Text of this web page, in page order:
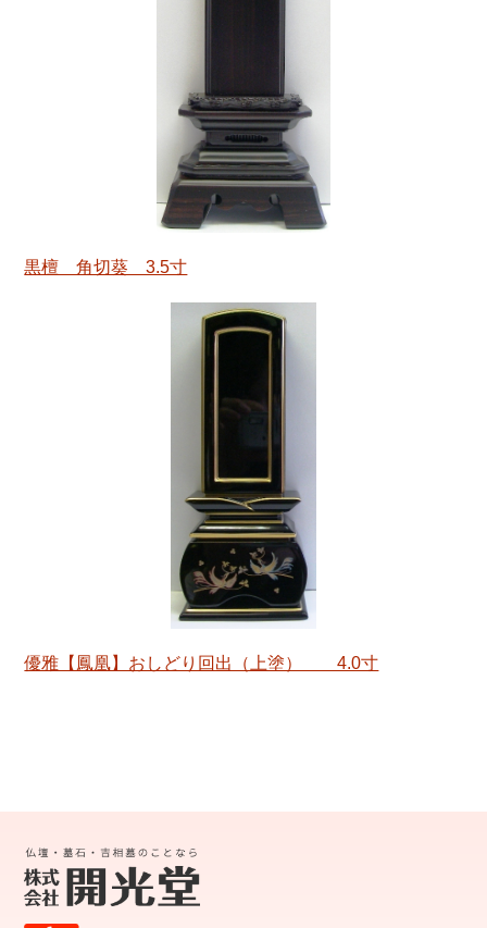
黒檀 角切葵 3.5寸
優雅【鳳凰】おしどり回出（上塗） 4.0寸